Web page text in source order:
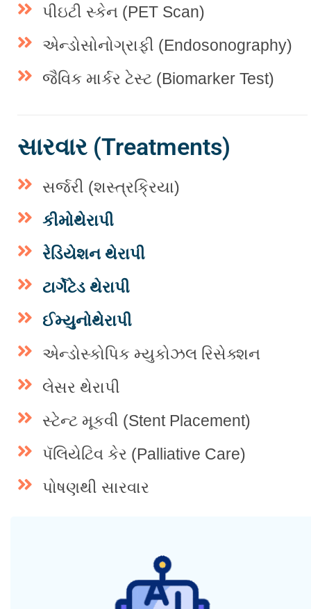
પીઇટી સ્કેન (PET Scan)
એન્ડોસોનોગ્રાફી (Endosonography)
જૈવિક માર્કર ટેસ્ટ (Biomarker Test)
સારવાર (Treatments)
સર્જરી (શસ્ત્રક્રિયા)
કીમોથેરાપી
રેડિયેશન થેરાપી
ટાર્ગેટેડ થેરાપી
ઈમ્યુનોથેરાપી
એન્ડોસ્કોપિક મ્યુકોઝલ રિસેક્શન
લેસર થેરાપી
સ્ટેન્ટ મૂકવી (Stent Placement)
પૅલિયેટિવ કેર (Palliative Care)
પોષણથી સારવાર